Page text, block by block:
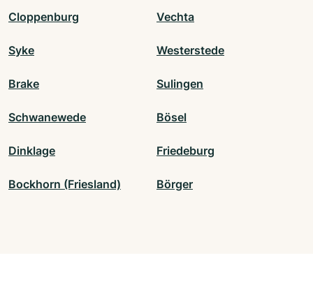
Cloppenburg Vechta
Syke Westerstede
Brake Sulingen
Schwanewede Bösel
Dinklage Friedeburg
Bockhorn (Friesland) Börger